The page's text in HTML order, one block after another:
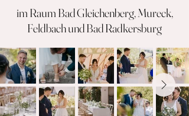
im Raum Bad Gleichenberg, Mureck,
Feldbach und Bad Radkersburg